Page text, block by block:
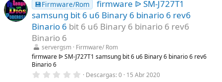
)0
e
s
t
r
l
l
a
s
💾Firmware/Rom
firmware ᐉ SM-J727T1
samsung bit 6 u6 Binary 6 binario 6 rev6
Binario 6 bit 6 u6 Binary 6 binario 6 rev6
Binario 6
servergsm Firmware/ Rom
firmware ᐉ SM-J727T1 samsung bit 6 u6 Binary 6 binario 6 rev6
Binario 6
0 Descargas 0 15 Abr 2020